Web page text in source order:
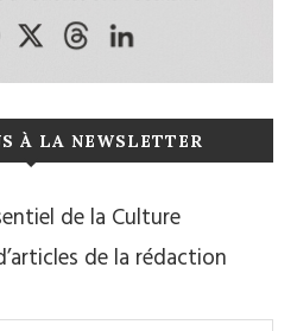
À LA NEWSLETTER
de la Culture
de la rédaction